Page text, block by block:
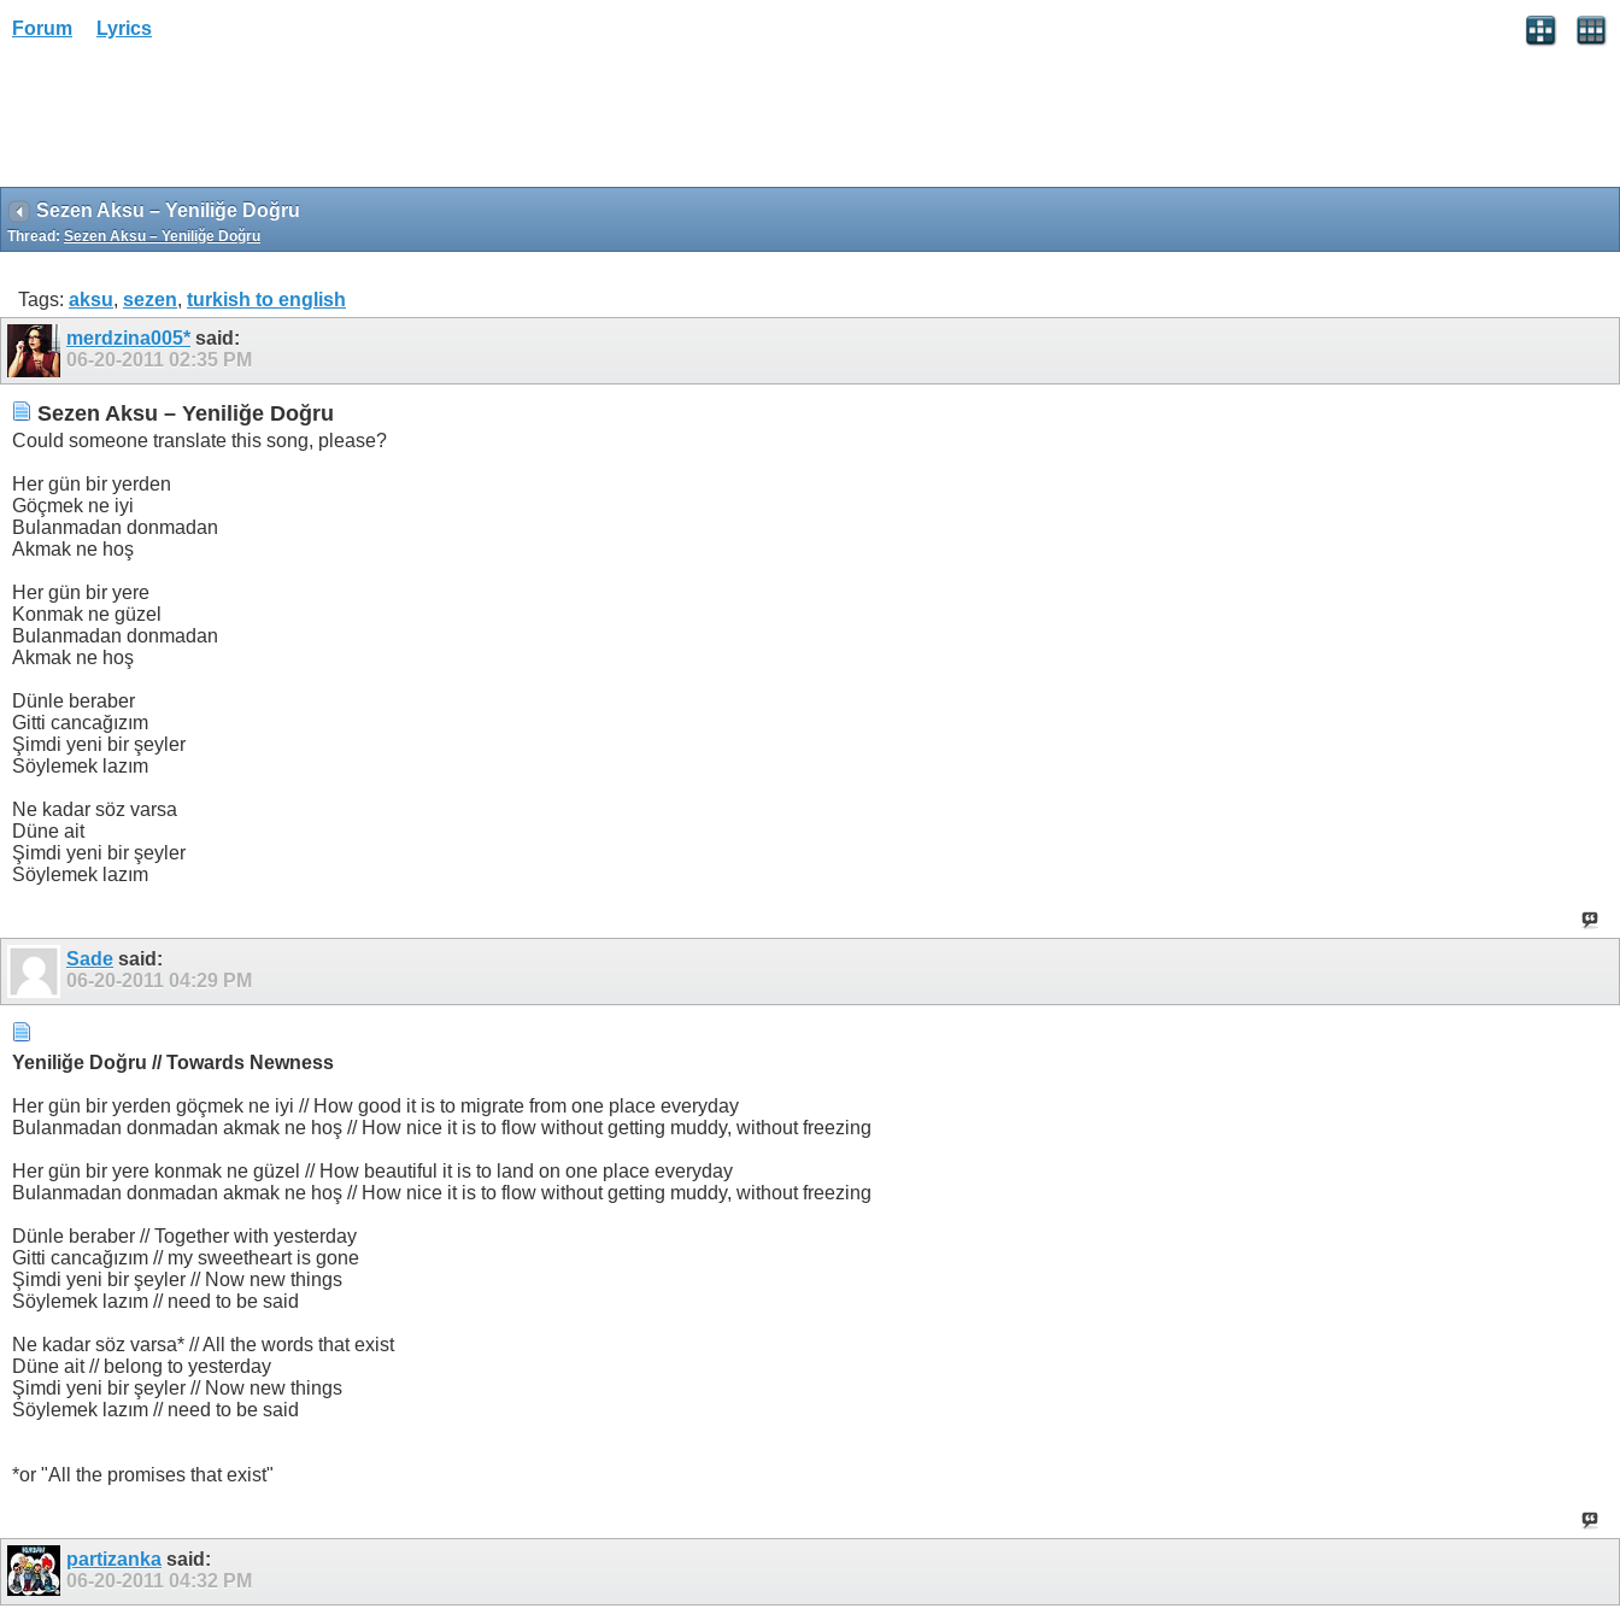
Forum Lyrics
Sezen Aksu – Yeniliğe Doğru
Thread: Sezen Aksu – Yeniliğe Doğru
Tags: aksu, sezen, turkish to english
merdzina005* said:
06-20-2011 02:35 PM
Sezen Aksu – Yeniliğe Doğru
Could someone translate this song, please?
Her gün bir yerden
Göçmek ne iyi
Bulanmadan donmadan
Akmak ne hoş
Her gün bir yere
Konmak ne güzel
Bulanmadan donmadan
Akmak ne hoş
Dünle beraber
Gitti cancağızım
Şimdi yeni bir şeyler
Söylemek lazım
Ne kadar söz varsa
Düne ait
Şimdi yeni bir şeyler
Söylemek lazım
Sade said:
06-20-2011 04:29 PM
Yeniliğe Doğru // Towards Newness
Her gün bir yerden göçmek ne iyi // How good it is to migrate from one place everyday
Bulanmadan donmadan akmak ne hoş // How nice it is to flow without getting muddy, without freezing
Her gün bir yere konmak ne güzel // How beautiful it is to land on one place everyday
Bulanmadan donmadan akmak ne hoş // How nice it is to flow without getting muddy, without freezing
Dünle beraber // Together with yesterday
Gitti cancağızım // my sweetheart is gone
Şimdi yeni bir şeyler // Now new things
Söylemek lazım // need to be said
Ne kadar söz varsa* // All the words that exist
Düne ait // belong to yesterday
Şimdi yeni bir şeyler // Now new things
Söylemek lazım // need to be said
*or "All the promises that exist"
partizanka said:
06-20-2011 04:32 PM